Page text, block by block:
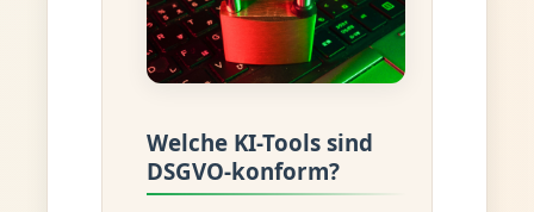
Welche KI-Tools sind
DSGVO-konform?